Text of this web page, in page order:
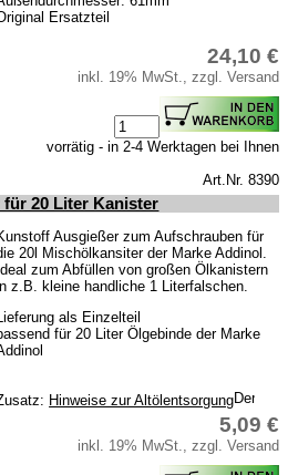
Ersatzteil
24,10 €
inkl. 19% MwSt., zzgl. Versand
vorrätig - in 2-4 Werktagen bei Ihnen
Art.Nr. 8390
für 20 Liter Kanister
Ausgießer zum Aufschrauben für
20l Mischölkansiter der Marke Addinol.
zum Abfüllen von großen Ölkanistern
z.B. kleine handliche 1 Literfalschen.
Lieferung als Einzelteil
für 20 Liter Ölgebinde der Marke
Hinweise zur Altölentsorgung
5,09 €
inkl. 19% MwSt., zzgl. Versand